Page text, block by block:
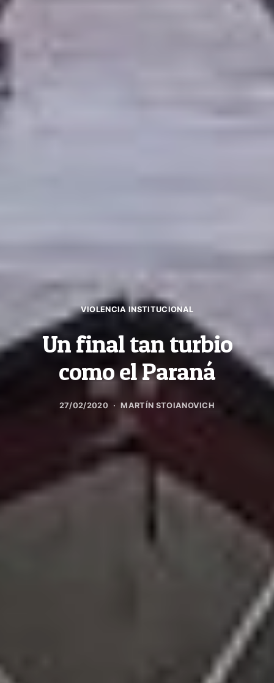
VIOLENCIA INSTITUCIONAL
Un final tan turbio
como el Paraná
27/02/2020 MARTÍN STOIANOVICH